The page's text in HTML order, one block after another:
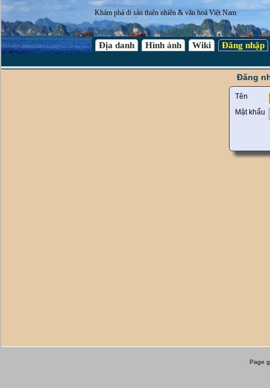
Khám phá di sản thiên nhiên & văn hoá Việt Nam
Địa danh Hình ảnh Wiki Đăng nhập
Đăng
Tên
Mật khẩu
Page